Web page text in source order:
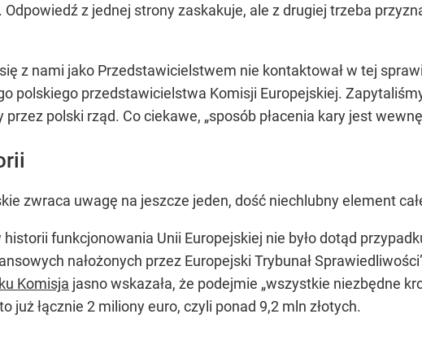
z jednej strony zaskakuje, ale z drugiej trzeba
z nami jako Przedstawicielstwem nie kontaktował w tej
polskiego przedstawicielstwa Komisji Europejskiej.
przez polski rząd. Co ciekawe, „sposób płacenia kary jest
zwraca uwagę na jeszcze jeden, dość niechlubny element
funkcjonowania Unii Europejskiej nie było dotąd
nałożonych przez Europejski Trybunał
Komisja jasno wskazała, że podejmie „wszystkie niezbędne
już łącznie 2 miliony euro, czyli ponad 9,2 mln złotych.